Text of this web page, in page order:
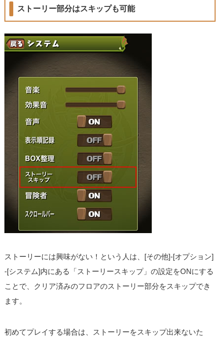
ストーリー部分はスキップも可能
ストーリーには興味がない！という人は、[その他]-[オプション]
-[システム]内にある「ストーリースキップ」の設定をONにする
ことで、クリア済みのフロアのストーリー部分をスキップでき
ます。
初めてプレイする場合は、ストーリーをスキップ出来ないた